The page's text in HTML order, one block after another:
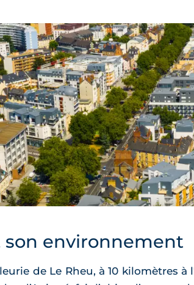
son environnement
de Le Rheu, à 10 kilomètres